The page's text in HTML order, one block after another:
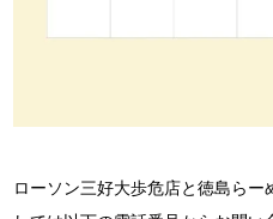
ローソン三好大歩危店と徳島ら